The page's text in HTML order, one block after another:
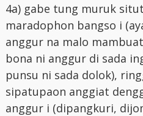
4a) gabe tung muruk
maradophon bangso i
anggur na malo
bona ni anggur di sada
punsu ni sada dolok),
sipatupaon anggiat
anggur i (dipangkuri,